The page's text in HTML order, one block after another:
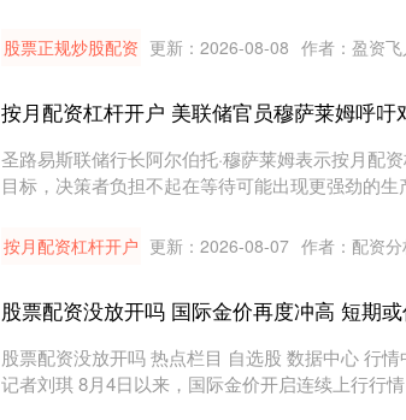
股票正规炒股配资 更新：2026-08-08 作者：盈资飞
按月配资杠杆开户 美联储官员穆萨莱姆呼吁
圣路易斯联储行长阿尔伯托·穆萨莱姆表示按月配
目标，决策者负担不起在等待可能出现更强劲的
按月配资杠杆开户 更新：2026-08-07 作者：配资
股票配资没放开吗 国际金价再度冲高 短期
股票配资没放开吗 热点栏目 自选股 数据中心 行
记者刘琪 8月4日以来，国际金价开启连续上行行